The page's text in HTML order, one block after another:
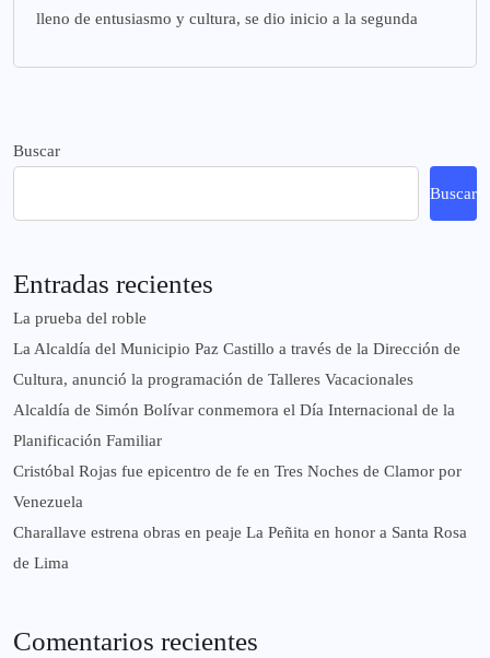
lleno de entusiasmo y cultura, se dio inicio a la segunda
Buscar
Buscar
Entradas recientes
La prueba del roble
La Alcaldía del Municipio Paz Castillo a través de la Dirección de
Cultura, anunció la programación de Talleres Vacacionales
Alcaldía de Simón Bolívar conmemora el Día Internacional de la
Planificación Familiar
Cristóbal Rojas fue epicentro de fe en Tres Noches de Clamor por
Venezuela
Charallave estrena obras en peaje La Peñita en honor a Santa Rosa
de Lima
Comentarios recientes